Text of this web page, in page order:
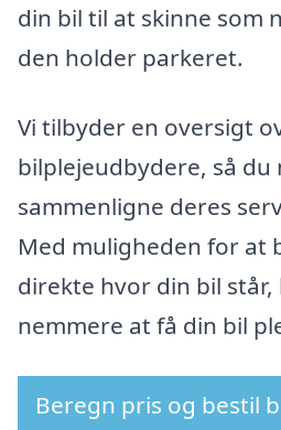
din bil til at skinne som
den holder parkeret.
Vi tilbyder en oversigt
bilplejeudbydere, så du
sammenligne deres
Med muligheden for at
direkte hvor din bil
nemmere at få din bil
Beregn pris og bestil